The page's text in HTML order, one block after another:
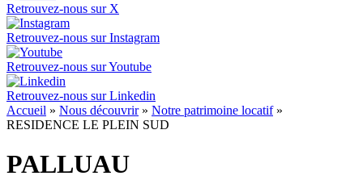
Retrouvez-nous sur X
Retrouvez-nous surInstagram
Retrouvez-nous surYoutube
Retrouvez-nous surLinkedin
Accueil » Nous découvrir» Notre patrimoine locatif»
RESIDENCE LE PLEIN SUD
PALLUAU